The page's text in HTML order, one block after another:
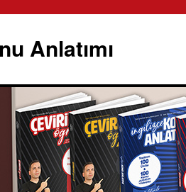
Anlatımı